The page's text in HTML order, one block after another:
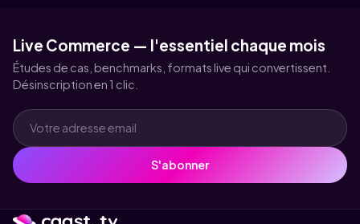
Live Commerce — l'essentiel chaque mois
Études de cas, benchmarks, formats live qui convertissent.
Désinscription en 1 clic.
S'abonner